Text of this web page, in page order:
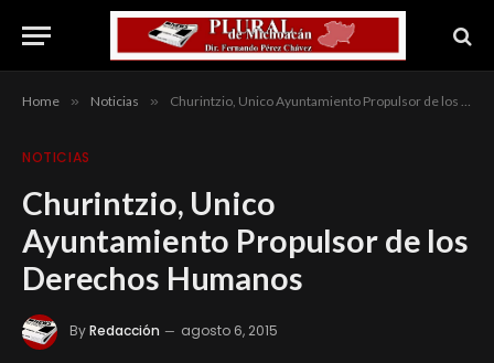
Home » Noticias » Churintzio, Unico Ayuntamiento Propulsor de los Derechos Humanos
NOTICIAS
Churintzio, Unico
Ayuntamiento Propulsor de los
Derechos Humanos
ByRedacción agosto 6, 2015